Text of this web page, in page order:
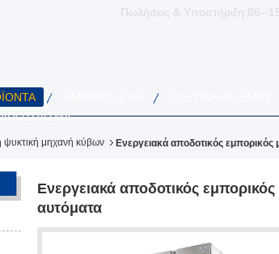
Πωλήσεις & Υποστήριξη: 86--
ψυκτική μηχανή κύβων Ενεργειακά αποδοτικός
Ενεργειακά αποδοτικός
αυτόματα